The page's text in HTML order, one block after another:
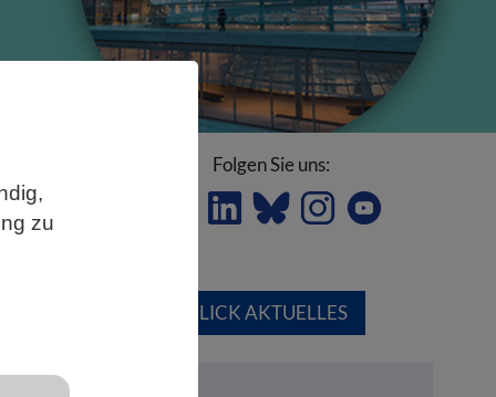
zu
Folgen Sie uns:
ÜBERBLICK AKTUELLES